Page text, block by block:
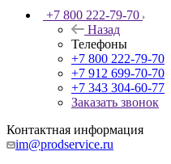
+7 800 222-79-70
Назад
Телефоны
+7 800 222-79-70
+7 912 699-70-70
+7 343 304-60-77
Заказать звонок
Контактная информация
im@prodservice.ru